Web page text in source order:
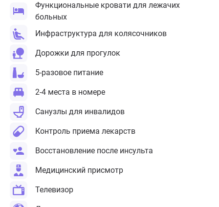
Функциональные кровати для лежачих
больных
Инфраструктура для колясочников
Дорожки для прогулок
5-разовое питание
2-4 места в номере
Санузлы для инвалидов
Контроль приема лекарств
Восстановление после инсульта
Медицинский присмотр
Телевизор